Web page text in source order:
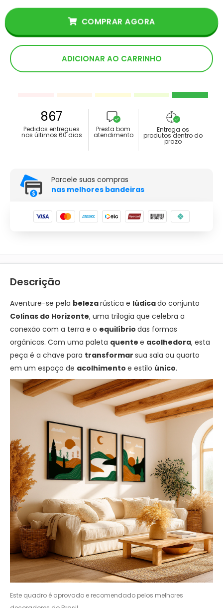
ADICIONAR AO CARRINHO
COMPRAR AGORA
867
Pedidos entregues
nos últimos 60 dias
Presta bom
atendimento
Entrega os
produtos dentro do
prazo
Parcele suas compras
nas melhores bandeiras
Descrição
Aventure-se pela belezarústica e lúdicado conjunto
Colinas do Horizonte, uma trilogia que celebra a
conexão com a terra e o equilíbrio das formas
orgânicas. Com uma paleta quente e acolhedora, esta
peça é a chave para transformar sua sala ou quarto
em um espaço de acolhimento e estilo único.
Este quadro é aprovado e recomendado pelos melhores